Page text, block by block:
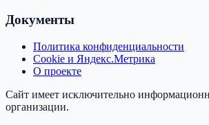
Документы
Политика конфиденциальности
Cookie и Яндекс.Метрика
О проекте
Сайт имеет исключительно
организации.